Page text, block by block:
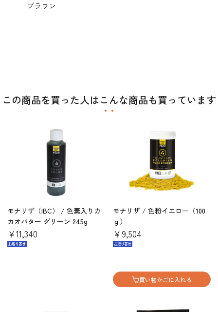
ブラウン
この商品を買った人はこんな商品も買っています
モナリザ（IBC） / 色素入りカ
カオバター グリーン 245g
￥11,340
モナリザ / 色粉イエロー（100
ｇ）
￥9,504
買い物かごに入れる